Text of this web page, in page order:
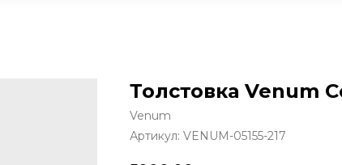
Толстовка Venum
Venum
Артикул: VENUM-05155-217